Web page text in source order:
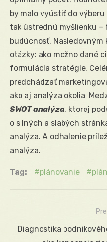
by malo vyústiť do
tak ústrednú myšlienku –
budúcnosť. Nasledovným
otázky: ako možno dané
formulácia stratégie.
predchádzať
ako aj analýza okolia.
SWOT analýza, ktorej
o silných a slabých
analýza. A odhalenie
analýza.
Tag: plánovanie
Navigácia
Previous
Diagnostika